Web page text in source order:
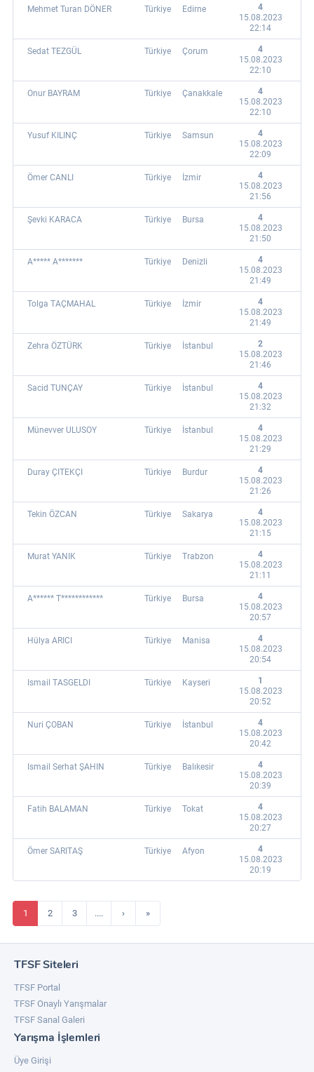
Mehmet Turan DÖNER Türkiye Edirne
4
15.08.2023
22:14
Sedat TEZGÜL Türkiye Çorum
4
15.08.2023
22:10
Onur BAYRAM Türkiye Çanakkale
4
15.08.2023
22:10
Yusuf KILINÇ Türkiye Samsun
4
15.08.2023
22:09
Ömer CANLI Türkiye İzmir
4
15.08.2023
21:56
Şevki KARACA Türkiye Bursa
4
15.08.2023
21:50
A***** A******* Türkiye Denizli
4
15.08.2023
21:49
Tolga TAÇMAHAL Türkiye İzmir
4
15.08.2023
21:49
Zehra ÖZTÜRK Türkiye İstanbul
2
15.08.2023
21:46
Sacid TUNÇAY Türkiye İstanbul
4
15.08.2023
21:32
Münevver ULUSOY Türkiye İstanbul
4
15.08.2023
21:29
Duray ÇITEKÇI Türkiye Burdur
4
15.08.2023
21:26
Tekin ÖZCAN Türkiye Sakarya
4
15.08.2023
21:15
Murat YANIK Türkiye Trabzon
4
15.08.2023
21:11
A****** T************ Türkiye Bursa
4
15.08.2023
20:57
Hülya ARICI Türkiye Manisa
4
15.08.2023
20:54
Ismail TASGELDI Türkiye Kayseri
1
15.08.2023
20:52
Nuri ÇOBAN Türkiye İstanbul
4
15.08.2023
20:42
Ismail Serhat ŞAHIN Türkiye Balıkesir
4
15.08.2023
20:39
Fatih BALAMAN Türkiye Tokat
4
15.08.2023
20:27
Ömer SARITAŞ Türkiye Afyon
4
15.08.2023
20:19
1 2 3 .... › »
TFSF Siteleri
TFSF Portal
TFSF Onaylı Yarışmalar
TFSF Sanal Galeri
Yarışma İşlemleri
Üye Girişi